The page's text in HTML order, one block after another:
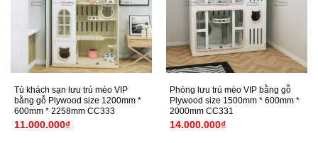
Tủ khách sạn lưu trú mèo VIP
bằng gỗ Plywood size 1200mm *
600mm * 2258mm CC333
11.000.000₫
Phòng lưu trú mèo VIP bằng gỗ
Plywood size 1500mm * 600mm *
2000mm CC331
14.000.000₫